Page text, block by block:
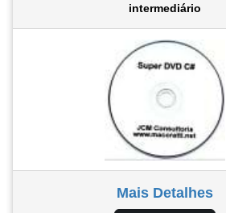
intermediário
Mais Detalhes